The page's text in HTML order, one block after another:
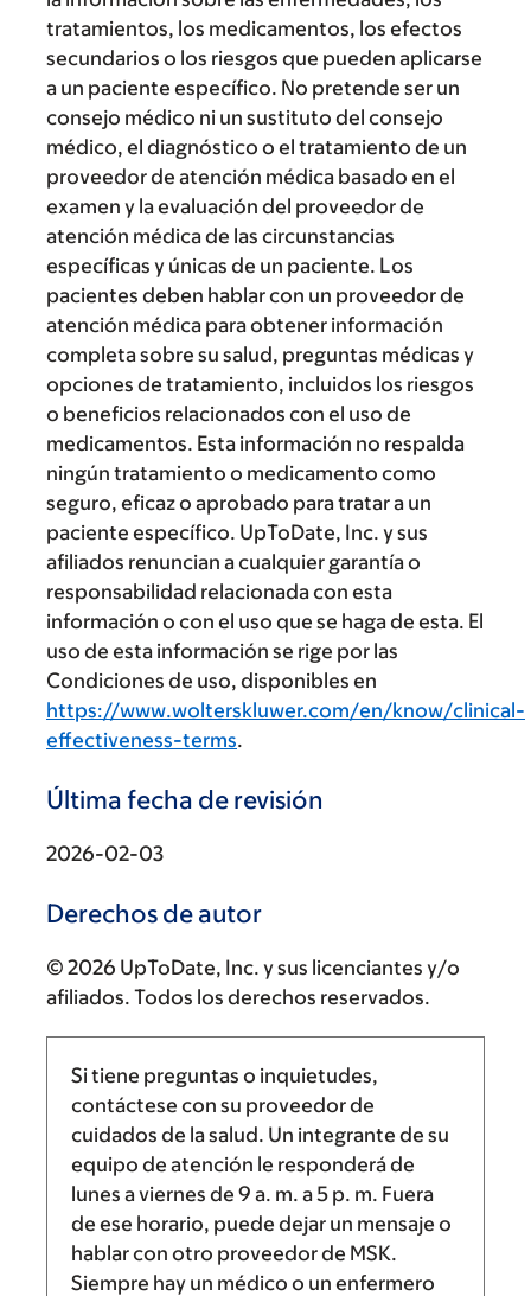
tratamientos, los medicamentos, los efectos
secundarios o los riesgos que pueden aplicarse
a un paciente específico. No pretende ser un
consejo médico ni un sustituto del consejo
médico, el diagnóstico o el tratamiento de un
proveedor de atención médica basado en el
examen y la evaluación del proveedor de
atención médica de las circunstancias
específicas y únicas de un paciente. Los
pacientes deben hablar con un proveedor de
atención médica para obtener información
completa sobre su salud, preguntas médicas y
opciones de tratamiento, incluidos los riesgos
o beneficios relacionados con el uso de
medicamentos. Esta información no respalda
ningún tratamiento o medicamento como
seguro, eficaz o aprobado para tratar a un
paciente específico. UpToDate, Inc. y sus
afiliados renuncian a cualquier garantía o
responsabilidad relacionada con esta
información o con el uso que se haga de esta. El
uso de esta información se rige por las
Condiciones de uso, disponibles en
https://www.wolterskluwer.com/en/know/clinical-
effectiveness-terms.
Última fecha de revisión
2026-02-03
Derechos de autor
© 2026 UpToDate, Inc. y sus licenciantes y/o
afiliados. Todos los derechos reservados.
Si tiene preguntas o inquietudes,
contáctese con su proveedor de
cuidados de la salud. Un integrante de su
equipo de atención le responderá de
lunes a viernes de 9 a. m. a5 p. m. Fuera
de ese horario, puede dejar un mensaje o
hablar con otro proveedor de MSK.
Siempre hay un médico o un enfermero